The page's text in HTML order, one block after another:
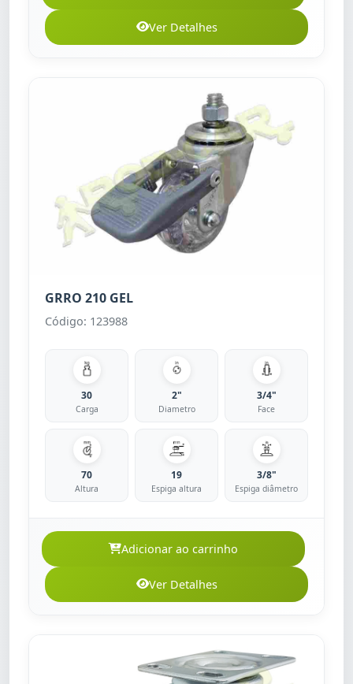
Ver Detalhes
GRRO 210 GEL
Código: 123988
30
Carga
2"
Diametro
3/4"
Face
70
Altura
19
Espiga altura
3/8"
Espiga diâmetro
Adicionar ao carrinho
Ver Detalhes